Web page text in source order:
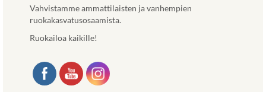
Vahvistamme ammattilaisten ja vanhempien
ruokakasvatusosaamista.
Ruokailoa kaikille!